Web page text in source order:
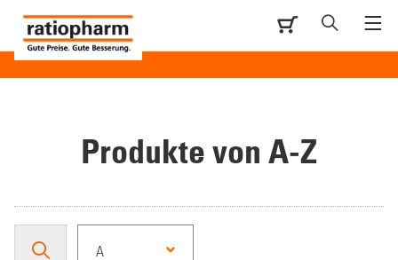
Produkte von A-Z
A